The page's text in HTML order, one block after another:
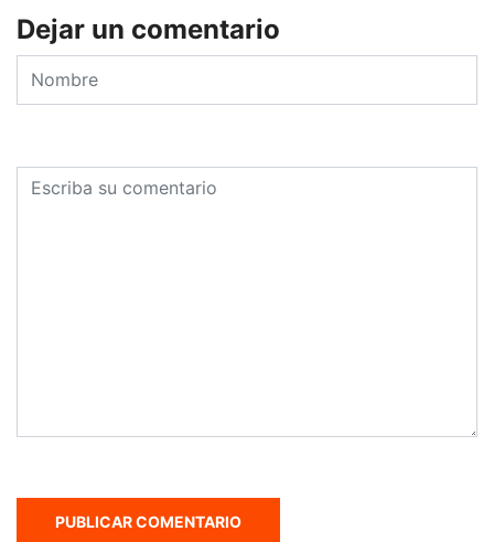
Dejar un comentario